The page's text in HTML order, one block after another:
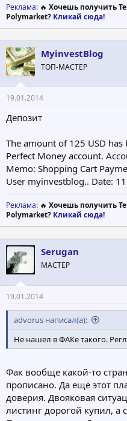
Реклама: 🔥 Хочешь получить
Polymarket? Кликай сюда!
MyinvestBlog
ТОП-МАСТЕР
19.01.2014
Депозит
The amount of 125 USD
Perfect Money account.
Memo: Shopping Cart
User myinvestblog.. Date:
Реклама: 🔥 Хочешь получить
Polymarket? Кликай сюда!
Serugan
МАСТЕР
19.01.2014
advorus написал(а):
Не нашел в ФАКе такого.
Фак вообще какой-то
прописано. Да ещё этот
доверия. Двояковая
листинг дорогой купил, а